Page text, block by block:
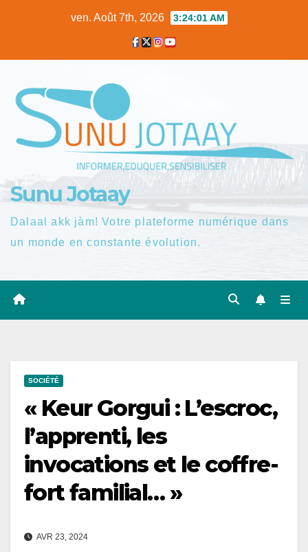
ven. Août 7th, 2026 3:24:02 AM
Sunu Jotaay
Dalaal akk jàm! Votre plateforme numérique dans
un monde en constante évolution.
SOCIÉTÉ
« Keur Gorgui : L’escroc,
l’apprenti, les
invocations et le coffre-
fort familial… »
AVR 23, 2024